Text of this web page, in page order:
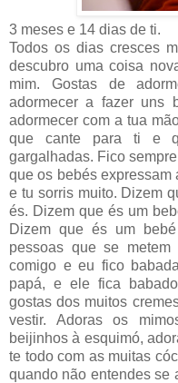
3 meses e 14 dias de ti.
Todos os dias cresces
descubro uma coisa
mim. Gostas de
adormecer a fazer uns
adormecer com a tua
que cante para ti e
gargalhadas. Fico
que os bebés expressam
e tu sorris muito. Dizem
és. Dizem que és um
Dizem que és um
pessoas que se
comigo e eu fico
papá, e ele fica
gostas dos muitos
vestir. Adoras os
beijinhos à esquimó,
te todo com as muitas
quando não entendes se